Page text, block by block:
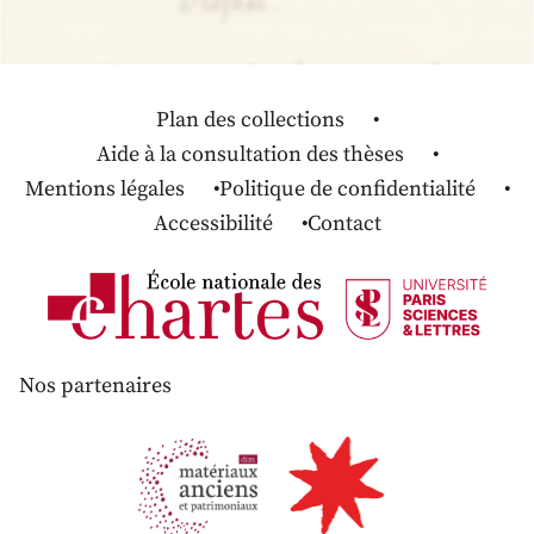
Plan des collections
Aide à la consultation des thèses
Mentions légales
Politique de confidentialité
Accessibilité
Contact
Nos partenaires